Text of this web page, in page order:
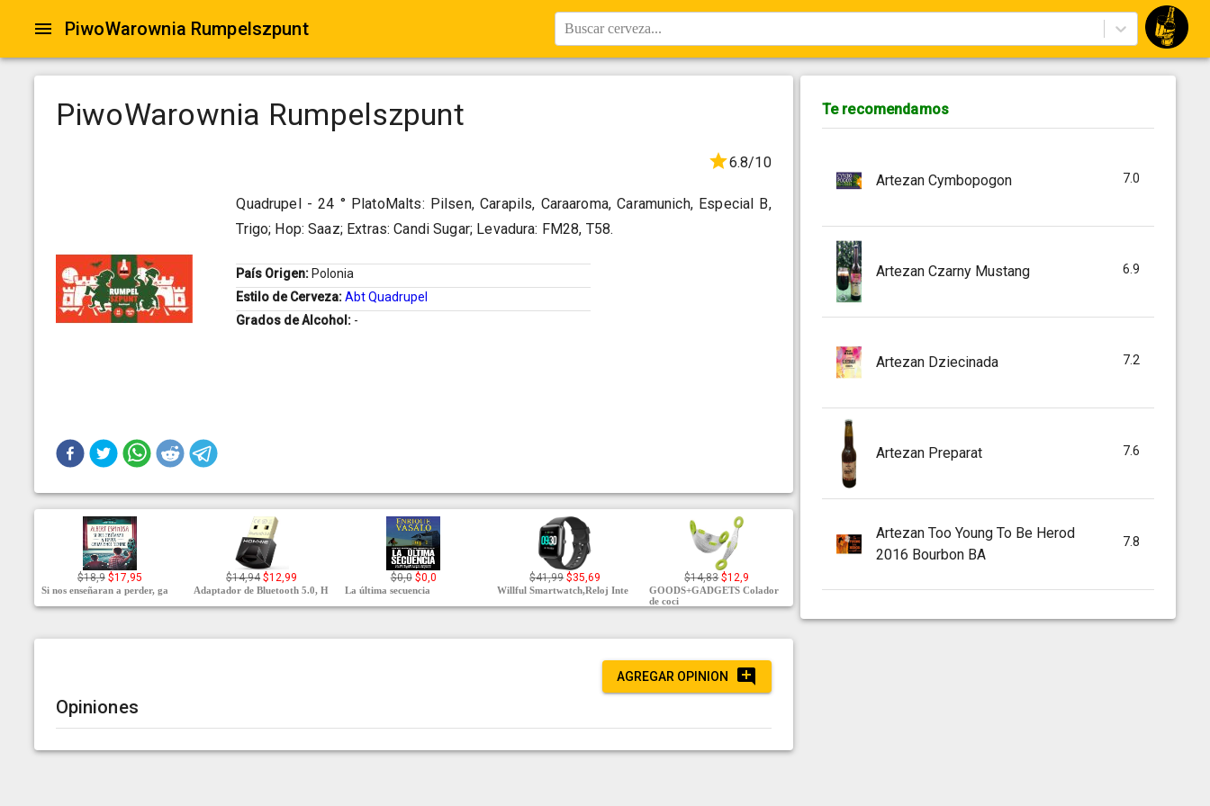
PiwoWarownia Rumpelszpunt Buscar cerveza...
PiwoWarownia Rumpelszpunt
6.8/10
Quadrupel - 24 ° PlatoMalts: Pilsen, Carapils, Caraaroma, Caramunich, Especial B,
Trigo; Hop: Saaz; Extras: Candi Sugar; Levadura: FM28, T58.
País Origen: Polonia
Estilo de Cerveza:Abt Quadrupel
Grados de Alcohol: -
$18,9 $17,95
Si nos enseñaran a perder, ga
$14,94 $12,99
Adaptador de Bluetooth 5.0, H
$0,0 $0,0
La última secuencia
$41,99 $35,69
Willful Smartwatch,Reloj Inte
$14,83 $12,9
GOODS+GADGETS Colador
de coci
AGREGAR OPINION
Opiniones
Te recomendamos
Artezan Cymbopogon 7.0
Artezan Czarny Mustang 6.9
Artezan Dziecinada 7.2
Artezan Preparat 7.6
Artezan Too Young To Be Herod
2016 Bourbon BA
7.8